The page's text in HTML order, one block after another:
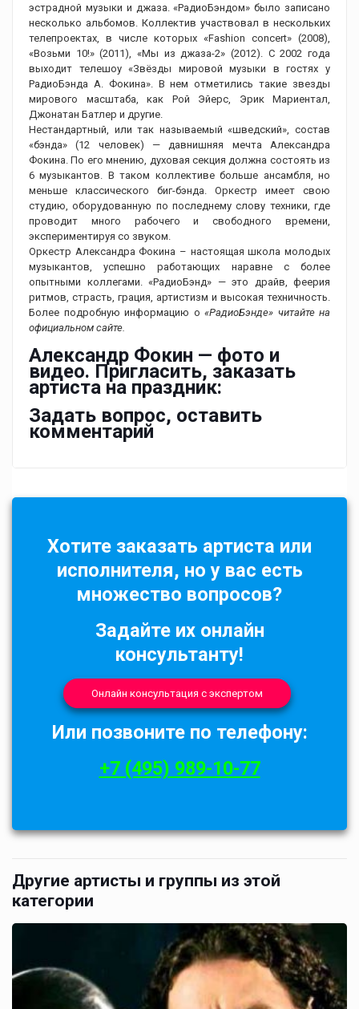
эстрадной музыки и джаза. «РадиоБэндом» было записано
несколько альбомов. Коллектив участвовал в нескольких
телепроектах, в числе которых «Fashion concert» (2008),
«Возьми 10!» (2011), «Мы из джаза-2» (2012). С 2002 года
выходит телешоу «Звёзды мировой музыки в гостях у
РадиоБэнда А. Фокина». В нем отметились такие звезды
мирового масштаба, как Рой Эйерс, Эрик Мариентал,
Джонатан Батлер и другие.
Нестандартный, или так называемый «шведский», состав
«бэнда» (12 человек) — давнишняя мечта Александра
Фокина. По его мнению, духовая секция должна состоять из
6 музыкантов. В таком коллективе больше ансамбля, но
меньше классического биг-бэнда. Оркестр имеет свою
студию, оборудованную по последнему слову техники, где
проводит много рабочего и свободного времени,
экспериментируя со звуком.
Оркестр Александра Фокина – настоящая школа молодых
музыкантов, успешно работающих наравне с более
опытными коллегами. «РадиоБэнд» — это драйв, феерия
ритмов, страсть, грация, артистизм и высокая техничность.
Более подробную информацию о «РадиоБэнде» читайте на
официальном сайте.
Александр Фокин — фото и
видео. Пригласить, заказать
артиста на праздник:
Задать вопрос, оставить
комментарий
Хотите заказать артиста или
исполнителя, но у вас есть
множество вопросов?
Задайте их онлайн
консультанту!
Онлайн консультация с экспертом
Или позвоните по телефону:
+7 (495) 989-10-77
Другие артисты и группы из этой
категории